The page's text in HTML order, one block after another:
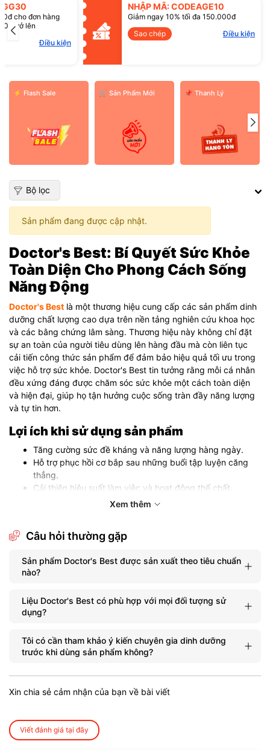
cho đơn hàng
trở lên
Điều kiện
NHẬP MÃ: CODEAGE10
Giảm ngay 10% tối đa 150.000đ
Sao chép
Điều kiện
⚡ Flash Sale ️🛒 Sản Phẩm Mới 📌 Thanh Lý
Bộ lọc
Sản phẩm đang được cập nhật.
Doctor's Best: Bí Quyết Sức Khỏe
Toàn Diện Cho Phong Cách Sống
Năng Động
Doctor's Best là một thương hiệu cung cấp các sản phẩm dinh
dưỡng chất lượng cao dựa trên nền tảng nghiên cứu khoa học
và các bằng chứng lâm sàng. Thương hiệu này không chỉ đặt
sự an toàn của người tiêu dùng lên hàng đầu mà còn liên tục
cải tiến công thức sản phẩm để đảm bảo hiệu quả tối ưu trong
việc hỗ trợ sức khỏe. Doctor's Best tin tưởng rằng mỗi cá nhân
đều xứng đáng được chăm sóc sức khỏe một cách toàn diện
và hiện đại, giúp họ tận hưởng cuộc sống tràn đầy năng lượng
và tự tin hơn.
Lợi ích khi sử dụng sản phẩm
Tăng cường sức đề kháng và năng lượng hàng ngày.
Hỗ trợ phục hồi cơ bắp sau những buổi tập luyện căng
thẳng.
Cải thiện hiệu suất làm việc và hoạt động thể chất.
Bảo vệ cơ thể trước các tác nhân gây hại từ môi trường.
Doctor's Best được bào chế từ các thành phần chọn lọc kỹ
càng:
Vitamin và khoáng chất thiết yếu.
Amino acid và protein hỗ trợ xây dựng cơ bắp.
Chiết xuất thảo dược tự nhiên góp phần cân bằng dinh
Đối tượng sử dụng
Những người tập gym và thể hình muốn tối ưu hóa hiệu
và sức đề kháng.
Những ai mong muốn bảo vệ sức khỏe, duy trì thể trạng
Xem thêm
Câu hỏi thường gặp
Sản phẩm Doctor's Best được sản xuất theo tiêu chuẩn
nào?
Liệu Doctor's Best có phù hợp với mọi đối tượng sử
dụng?
Tôi có cần tham khảo ý kiến chuyên gia dinh dưỡng
trước khi dùng sản phẩm không?
Xin chia sẻ cảm nhận của bạn về bài viết
Viết đánh giá tại đây